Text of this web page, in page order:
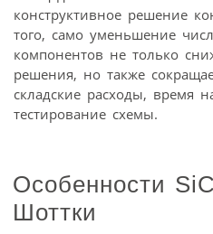
конструктивное решение
того, само уменьшение
компонентов не только
решения, но также
складские расходы, время
тестирование схемы.
Особенности
Шоттки